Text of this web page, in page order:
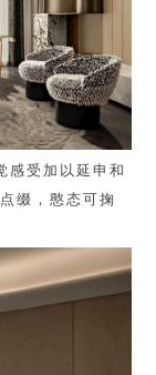
感受加以延申和
缀，憨态可掬